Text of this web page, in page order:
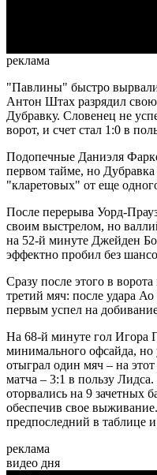
реклама
"Павлины" быстро
Антон Штах разрядил
Дубравку. Словенец не
ворот, и счет стал 1:0 в
Подопечные Даниэля
первом тайме, но Дубравка
"кларетовых" от еще
После перерыва Уорд-
своим выстрелом, но
на 52-й минуте Джейден
эффектно пробил без
Сразу после этого в
третий мяч: после удара
первым успел на
На 68-й минуте гол Игора
минимального офсайда,
отыграл один мяч – на
матча – 3:1 в пользу
оторвались на 9 зачетных
обеспечив свое
предпоследний в таблице
реклама
видео дня